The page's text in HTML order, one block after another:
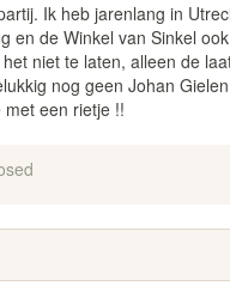
Ik heb jarenlang in
en de Winkel van Sinkel
niet te laten, alleen de
nog geen Johan
een rietje !!